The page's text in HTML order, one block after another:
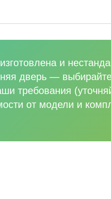
и
дверь —
требования
от модели и